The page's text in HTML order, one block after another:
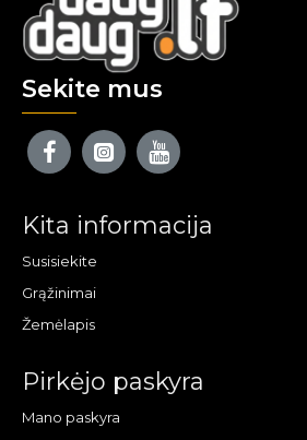
Sekite mus
Kita informacija
Susisiekite
Grąžinimai
Žemėlapis
Pirkėjo paskyra
Mano paskyra